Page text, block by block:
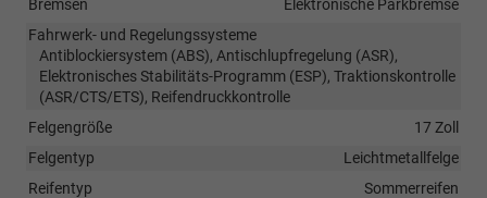
Bremsen
Elektronische Parkbremse
Fahrwerk- und Regelungssysteme
Antiblockiersystem (ABS), Antischlupfregelung (ASR),
Elektronisches Stabilitäts-Programm (ESP), Traktionskontrolle
(ASR/CTS/ETS), Reifendruckkontrolle
Felgengröße
17 Zoll
Felgentyp
Leichtmetallfelge
Reifentyp
Sommerreifen